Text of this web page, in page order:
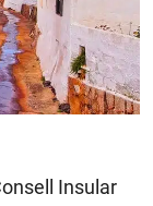
Insular